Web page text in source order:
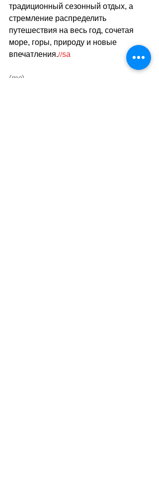
традиционный сезонный отдых, а
стремление распределить
путешествия на весь год, сочетая
море, горы, природу и новые
впечатления.//sa
(тв)